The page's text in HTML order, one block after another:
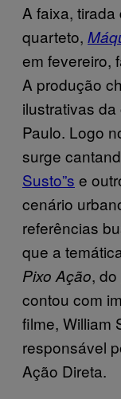
A faixa,
quarteto,
em fevereiro,
A produção
ilustrativas
Paulo. Logo
surge
Susto”s e
cenário
referências
que a
Pixo Ação, do
contou com
filme, William
responsável
Ação Direta.